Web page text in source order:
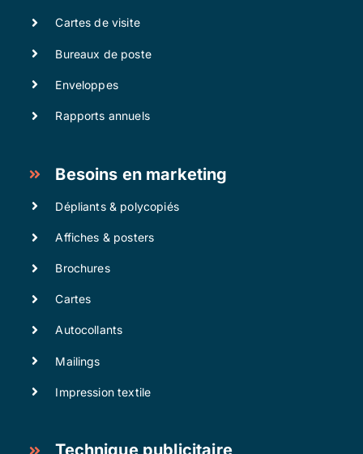
Cartes de visite
Bureaux de poste
Enveloppes
Rapports annuels
Besoins en marketing
Dépliants & polycopiés
Affiches & posters
Brochures
Cartes
Autocollants
Mailings
Impression textile